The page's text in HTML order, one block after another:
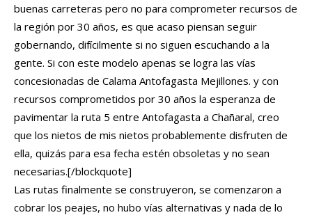
buenas carreteras pero no para comprometer recursos de
la región por 30 años, es que acaso piensan seguir
gobernando, difícilmente si no siguen escuchando a la
gente. Si con este modelo apenas se logra las vías
concesionadas de Calama Antofagasta Mejillones. y con
recursos comprometidos por 30 años la esperanza de
pavimentar la ruta 5 entre Antofagasta a Chañaral, creo
que los nietos de mis nietos probablemente disfruten de
ella, quizás para esa fecha estén obsoletas y no sean
necesarias.[/blockquote]
Las rutas finalmente se construyeron, se comenzaron a
cobrar los peajes, no hubo vías alternativas y nada de lo